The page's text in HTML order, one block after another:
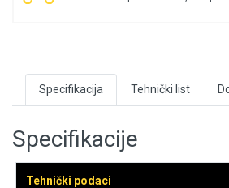
Specifikacija Tehnički list
Specifikacije
Tehnički podaci